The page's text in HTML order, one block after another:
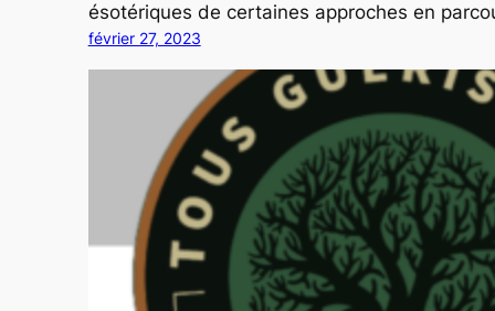
ésotériques de certaines approches en
février 27, 2023